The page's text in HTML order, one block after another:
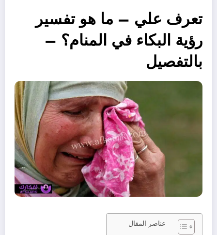
تعرف علي – ما هو تفسير
رؤية البكاء في المنام؟ –
بالتفصيل
عناصر المقال